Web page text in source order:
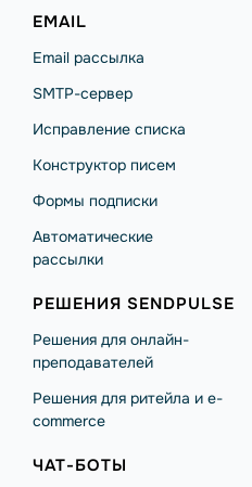
EMAIL
Email рассылка
SMTP-сервер
Исправление списка
Конструктор писем
Формы подписки
Автоматические
рассылки
РЕШЕНИЯ SENDPULSE
Решения для онлайн-
преподавателей
Решения для ритейла и e-
commerce
ЧАТ-БОТЫ